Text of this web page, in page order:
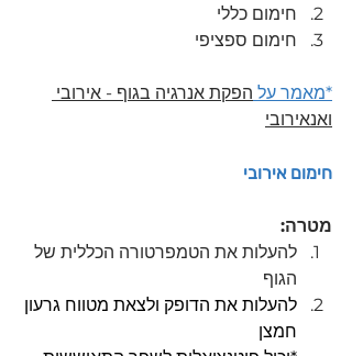
חימום כללי
חימום ספציפי
*מאמר על הפקת אנרגיה בגוף - אירובי
ואנאירובי
חימום אירובי
מטרה:
להעלות את הטמפרטורה הכללית של
הגוף
להעלות את הדופק ולצאת מטווח גרעון
חמצן